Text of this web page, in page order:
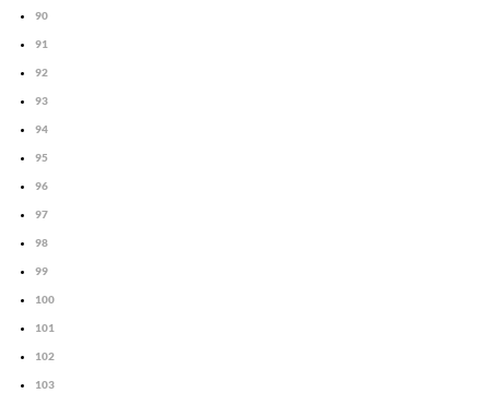
90
91
92
93
94
95
96
97
98
99
100
101
102
103